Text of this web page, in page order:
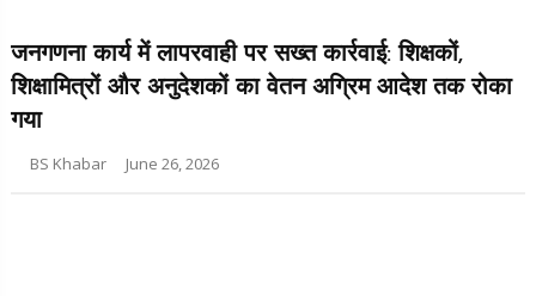
जनगणना कार्य में लापरवाही पर सख्त कार्रवाई: शिक्षकों,
शिक्षामित्रों और अनुदेशकों का वेतन अग्रिम आदेश तक रोका
गया
BS Khabar June 26, 2026